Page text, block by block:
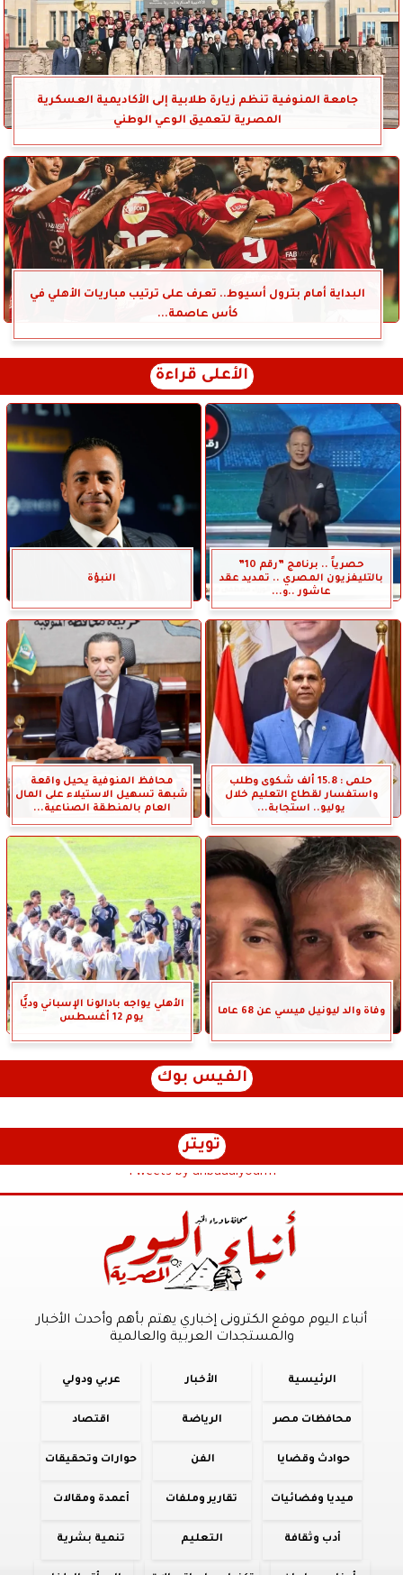
جامعة المنوفية تنظم زيارة طلابية إلى الأكاديمية العسكرية
المصرية لتعميق الوعي الوطني
البداية أمام بترول أسيوط.. تعرف على ترتيب مباريات الأهلي في
كأس عاصمة...
الأعلى قراءة
حصرياً .. برنامج ”رقم 10”
بالتليفزيون المصري .. تمديد عقد
عاشور ..و...
النبؤة
حلمى : 15.8 ألف شكوى وطلب
واستفسار لقطاع التعليم خلال
يوليو.. استجابة...
محافظ المنوفية يحيل واقعة
شبهة تسهيل الاستيلاء على المال
العام بالمنطقة الصناعية...
وفاة والد ليونيل ميسي عن 68 عاما
الأهلي يواجه بادالونا الإسباني وديًّا
يوم 12 أغسطس
الفيس بوك
تويتر
Tweets by anbaaalyoum1
أنباء اليوم موقع الكترونى إخباري يهتم بأهم وأحدث الأخبار
والمستجدات العربية والعالمية
الرئيسية الأخبار عربي ودولي
محافظات مصر الرياضة اقتصاد
حوادث وقضايا الفن حوارات وتحقيقات
ميديا وفضائيات تقارير وملفات أعمدة ومقالات
أدب وثقافة التعليم تنمية بشرية